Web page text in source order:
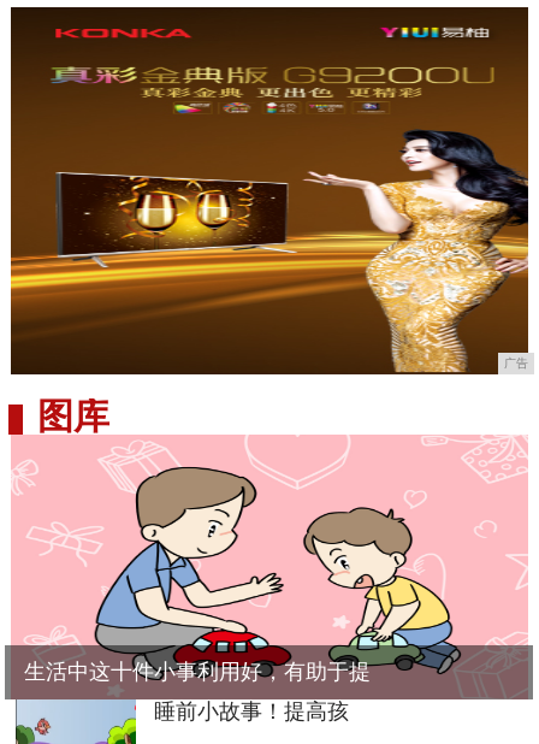
广告
图库
生活中这十件小事利用好，有助于提
睡前小故事！提高孩